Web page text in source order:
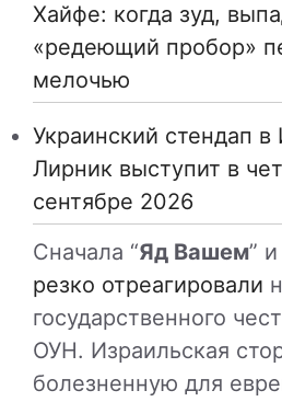
Хайфе: когда зуд,
«редеющий пробор»
мелочью
Украинский стендап
Лирник выступит в
сентябре 2026
Сначала “Яд Вашем” и
резко отреагировали
государственного
ОУН. Израильская
болезненную для